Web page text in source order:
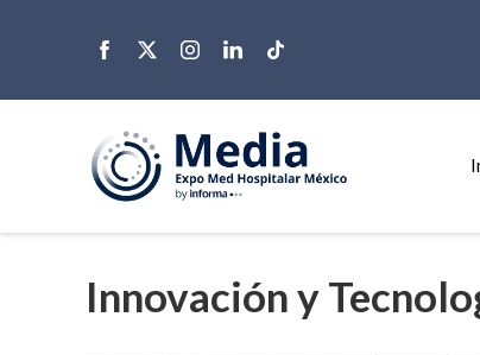
Innovación y